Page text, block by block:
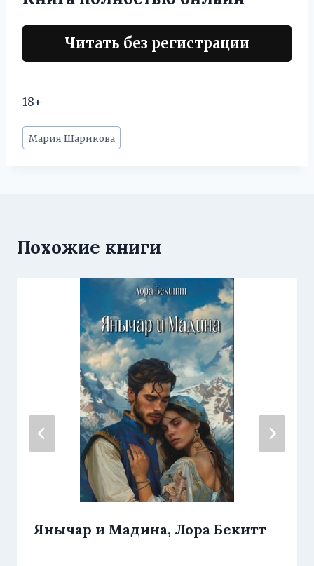
Читать без регистрации
18+
Метки
записи:
Мария Шарикова
Похожие книги
Янычар и Мадина, Лора Бекитт